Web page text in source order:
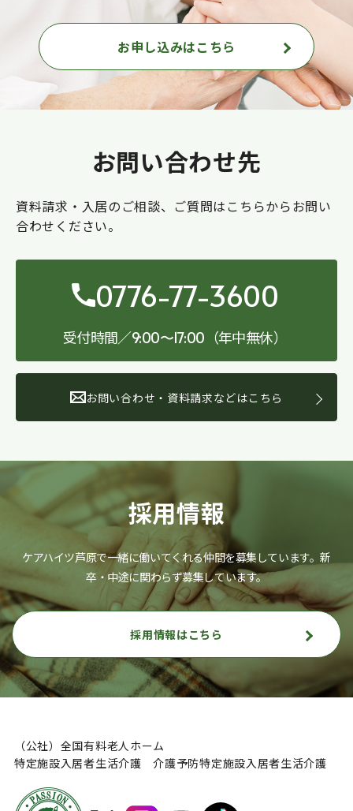
お申し込みはこちら
お問い合わせ先
資料請求・入居のご相談、ご質問はこちらからお問い
合わせください。
0776-77-3600
受付時間／9:00〜17:00 （年中無休）
お問い合わせ・資料請求などはこちら
採用情報
ケアハイツ芦原で一緒に働いてくれる仲間を募集しています。新
卒・中途に関わらず募集しています。
採用情報はこちら
（公社）全国有料老人ホーム
特定施設入居者生活介護 介護予防特定施設入居者生活介護